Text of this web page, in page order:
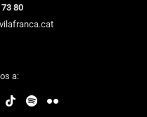
80
a: